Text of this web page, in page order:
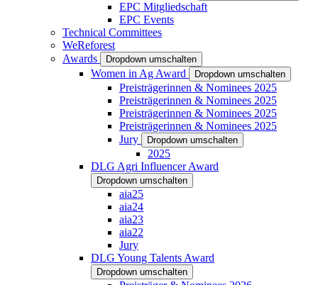
EPC Mitgliedschaft
EPC Events
Technical Committees
WeReforest
Awards
Dropdown umschalten
Women in Ag Award Dropdown umschalten
Preisträgerinnen & Nominees 2025
Preisträgerinnen & Nominees 2025
Preisträgerinnen & Nominees 2025
Preisträgerinnen & Nominees 2025
Jury
Dropdown umschalten
2025
DLG Agri Influencer Award
Dropdown umschalten
aia25
aia24
aia23
aia22
Jury
DLG Young Talents Award
Dropdown umschalten